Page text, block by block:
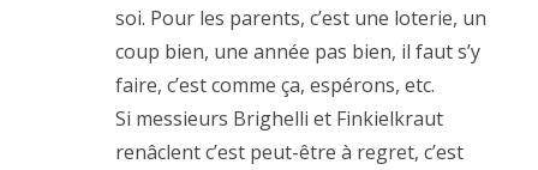
soi. Pour les parents, c’est une loterie, un
coup bien, une année pas bien, il faut s’y
faire, c’est comme ça, espérons, etc.
Si messieurs Brighelli et Finkielkraut
renâclent c’est peut-être à regret, c’est